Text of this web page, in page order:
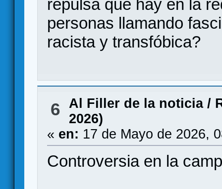
repulsa que hay en la
personas llamando
racista y transfóbica?
6 Al Filler de la noticia/
2026)
« en: 17 de Mayo de 2026,
Controversia en la